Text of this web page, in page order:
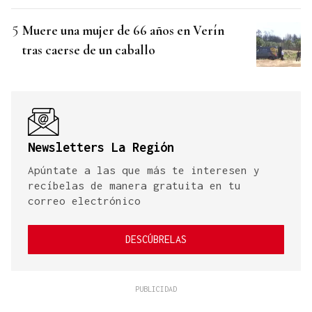
Muere una mujer de 66 años en Verín
tras caerse de un caballo
Newsletters La Región
Apúntate a las que más te interesen y
recíbelas de manera gratuita en tu
correo electrónico
DESCÚBRELAS